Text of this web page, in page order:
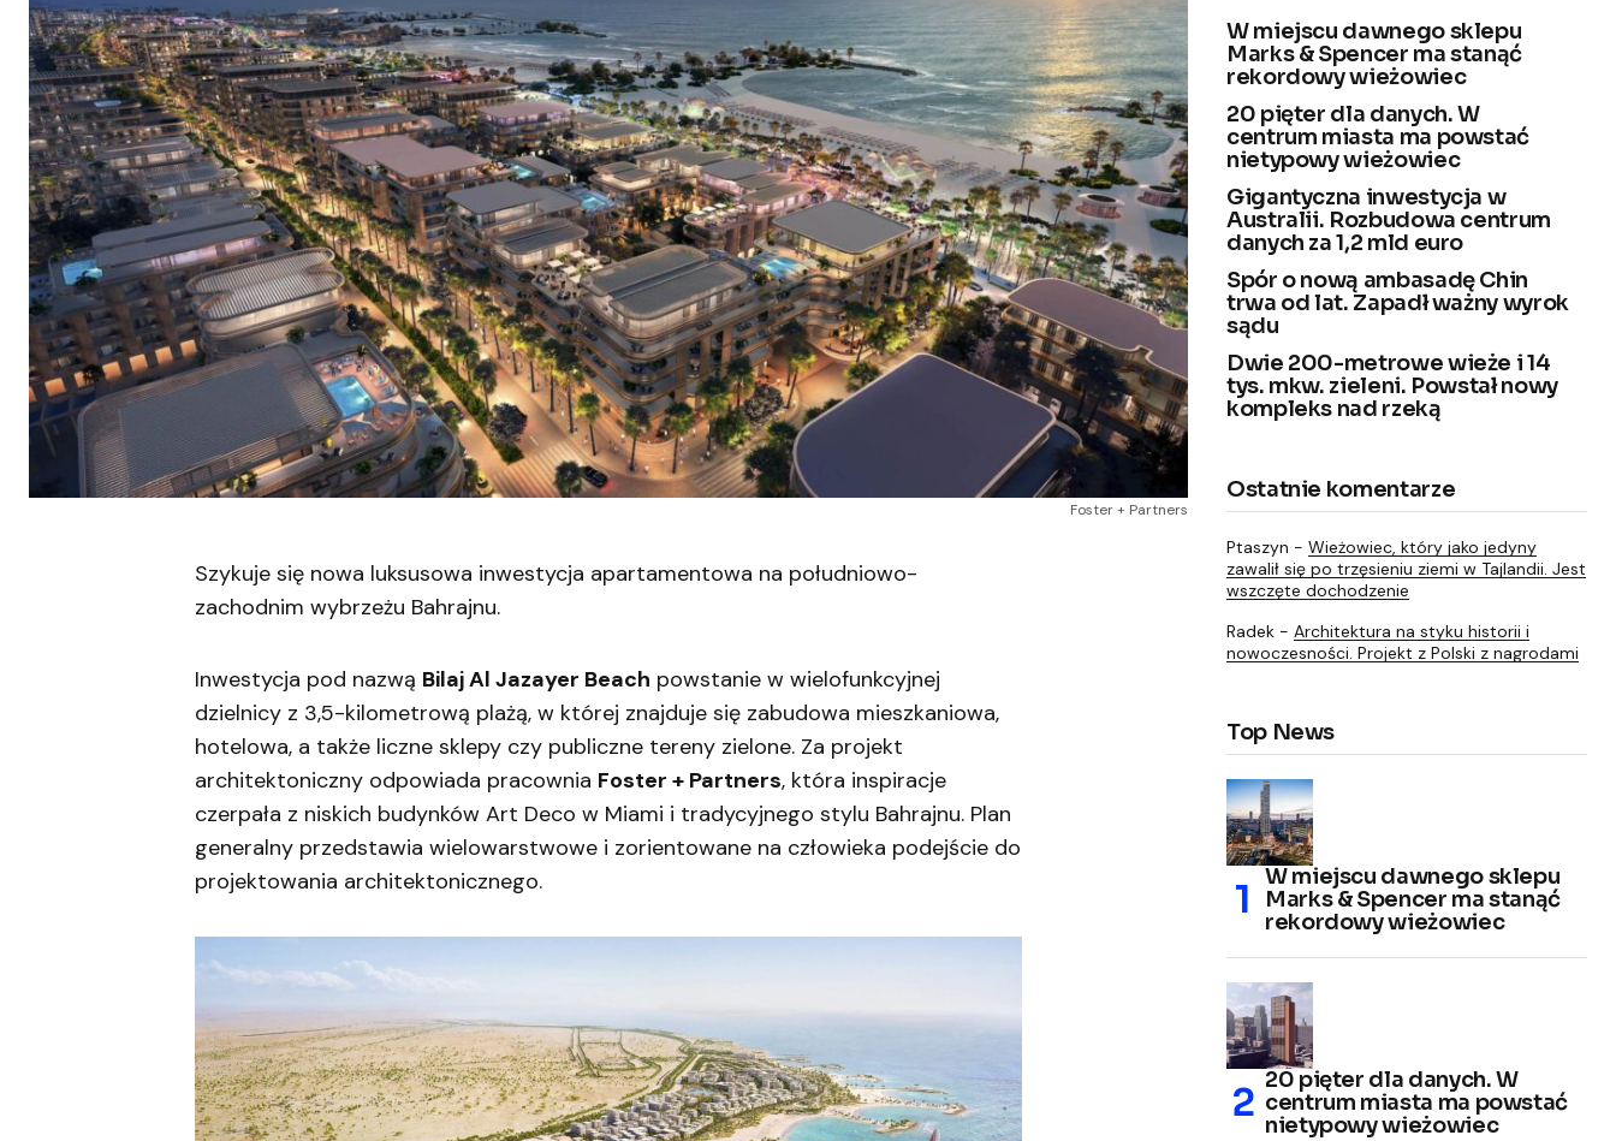
Foster + Partners
Szykuje się nowa luksusowa inwestycja apartamentowa na południowo-
zachodnim wybrzeżu Bahrajnu.
Inwestycja pod nazwą Bilaj Al Jazayer Beach powstanie w wielofunkcyjnej
dzielnicy z 3,5-kilometrową plażą, w której znajduje się zabudowa mieszkaniowa,
hotelowa, a także liczne sklepy czy publiczne tereny zielone. Za projekt
architektoniczny odpowiada pracownia Foster + Partners, która inspiracje
czerpała z niskich budynków Art Deco w Miami i tradycyjnego stylu Bahrajnu. Plan
generalny przedstawia wielowarstwowe i zorientowane na człowieka podejście do
projektowania architektonicznego.
W miejscu dawnego sklepu
Marks & Spencer ma stanąć
rekordowy wieżowiec
20 pięter dla danych. W
centrum miasta ma powstać
nietypowy wieżowiec
Gigantyczna inwestycja w
Australii. Rozbudowa centrum
danych za 1,2 mld euro
Spór o nową ambasadę Chin
trwa od lat. Zapadł ważny wyrok
sądu
Dwie 200-metrowe wieże i 14
tys. mkw. zieleni. Powstał nowy
kompleks nad rzeką
Ostatnie komentarze
Ptaszyn - Wieżowiec, który jako jedyny
zawalił się po trzęsieniu ziemi w Tajlandii. Jest
wszczęte dochodzenie
Radek - Architektura na styku historii i
nowoczesności. Projekt z Polski z nagrodami
Top News
W miejscu dawnego sklepu
Marks & Spencer ma stanąć
rekordowy wieżowiec
20 pięter dla danych. W
centrum miasta ma powstać
nietypowy wieżowiec